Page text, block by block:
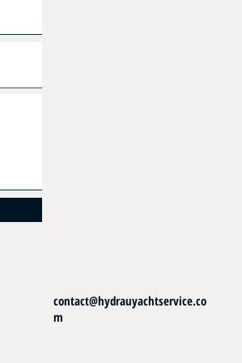
contact@hydrauyachtservice.co
m